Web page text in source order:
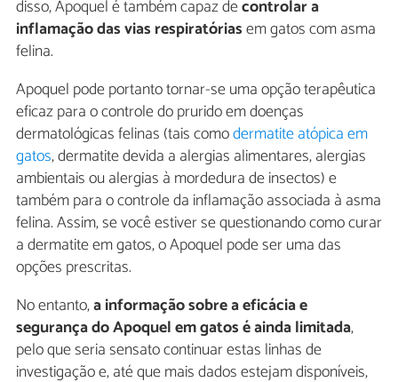
disso, Apoquel é também capaz decontrolar a
inflamação das vias respiratóriasem gatos com asma
felina.
Apoquel pode portanto tornar-se uma opção terapêutica
eficaz para o controle do prurido em doenças
dermatológicas felinas (tais comodermatite atópica em
gatos, dermatite devida a alergias alimentares, alergias
ambientais ou alergias à mordedura de insectos) e
também para o controle da inflamação associada à asma
felina. Assim, se você estiver se questionando como curar
a dermatite em gatos, o Apoquel pode ser uma das
opções prescritas.
No entanto,a informação sobre a eficácia e
segurança do Apoquel em gatos é ainda limitada,
pelo que seria sensato continuar estas linhas de
investigação e, até que mais dados estejam disponíveis,